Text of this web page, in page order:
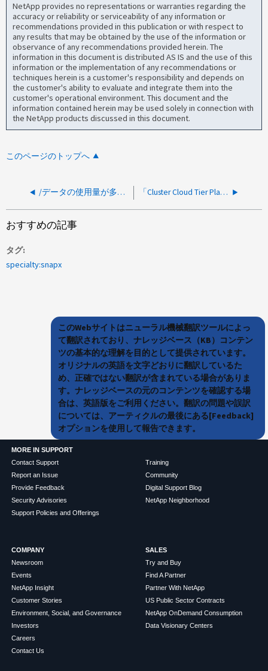
NetApp provides no representations or warranties regarding the
accuracy or reliability or serviceability of any information or
recommendations provided in this publication or with respect to
any results that may be obtained by the use of the information or
observance of any recommendations provided herein. The
information in this document is distributed AS IS and the use of this
information or the implementation of any recommendations or
techniques herein is a customer's responsibility and depends on
the customer's ability to evaluate and integrate them into the
customer's operational environment. This document and the
information contained herein may be used solely in connection with
the NetApp products discussed in this document.
このページのトップへ
/データの使用量が多すぎるため、AIQUMサービスがシャットダウンしました 「Cluster Cloud Tier Planning」イベントは、クラスタをAIQUMで異常な状態としてトリガーします。
おすすめの記事
タグ
specialty:snapx
このWebサイトはニューラル機械翻訳ツールによっ
て翻訳されており、ナレッジベース（KB）コンテン
ツの基本的な理解を目的として提供されています。
オリジナルの英語を文字どおりに翻訳しているた
め、正確ではない翻訳が含まれている場合がありま
す。ナレッジベースの元のコンテンツを確認する場
合は、英語版をご利用ください。翻訳の問題や誤訳
については、アーティクルの最後にある[Feedback]
オプションを使用して報告できます。
MORE IN SUPPORT
Contact Support
Report an Issue
Provide Feedback
Security Advisories
Support Policies and Offerings
Training
Community
Digital Support Blog
NetApp Neighborhood
COMPANY
Newsroom
Events
NetApp Insight
Customer Stories
Environment, Social, and Governance
Investors
Careers
Contact Us
SALES
Try and Buy
Find A Partner
Partner With NetApp
US Public Sector Contracts
NetApp OnDemand Consumption
Data Visionary Centers